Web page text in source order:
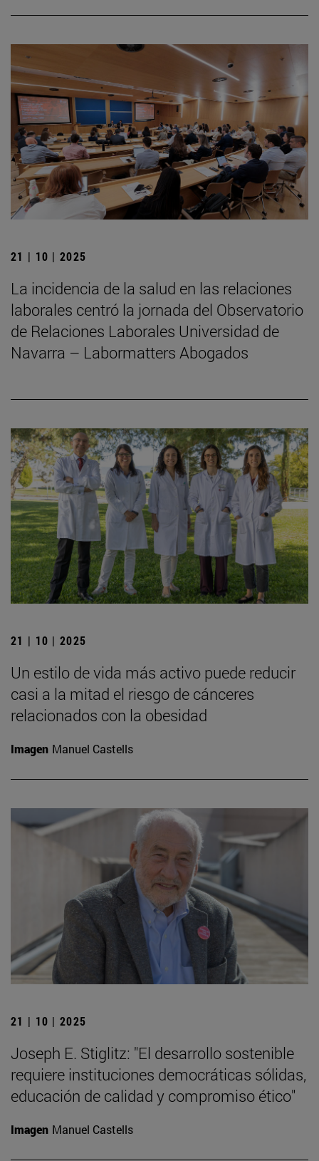
21 | 10 | 2025
La incidencia de la salud en las relaciones
laborales centró la jornada del Observatorio
de Relaciones Laborales Universidad de
Navarra – Labormatters Abogados
21 | 10 | 2025
Un estilo de vida más activo puede reducir
casi a la mitad el riesgo de cánceres
relacionados con la obesidad
Imagen Manuel Castells
21 | 10 | 2025
Joseph E. Stiglitz: "El desarrollo sostenible
requiere instituciones democráticas sólidas,
educación de calidad y compromiso ético"
Imagen Manuel Castells